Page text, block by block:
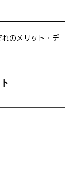
のメリット・デ